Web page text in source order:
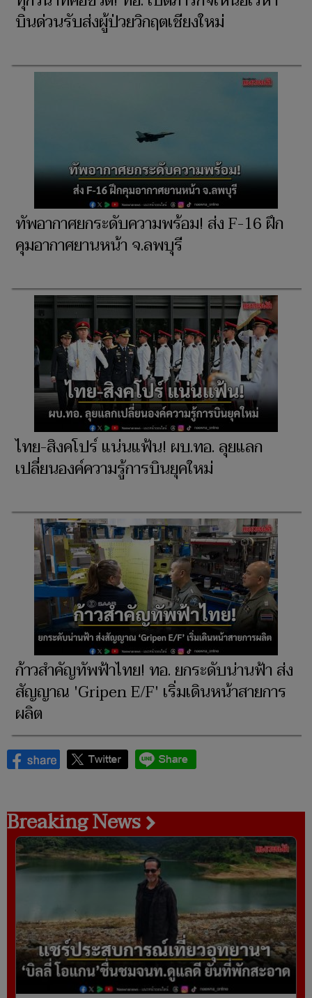
บินด่วนรับส่งผู้ป่วยวิกฤตเชียงใหม่
ทัพอากาศยกระดับความพร้อม! ส่ง F-16 ฝึก
คุมอากาศยานหน้า จ.ลพบุรี
ไทย-สิงคโปร์ แน่นแฟ้น! ผบ.ทอ. ลุยแลก
เปลี่ยนองค์ความรู้การบินยุคใหม่
ก้าวสำคัญทัพฟ้าไทย! ทอ. ยกระดับน่านฟ้า ส่ง
สัญญาณ 'Gripen E/F' เริ่มเดินหน้าสายการ
ผลิต
Breaking News